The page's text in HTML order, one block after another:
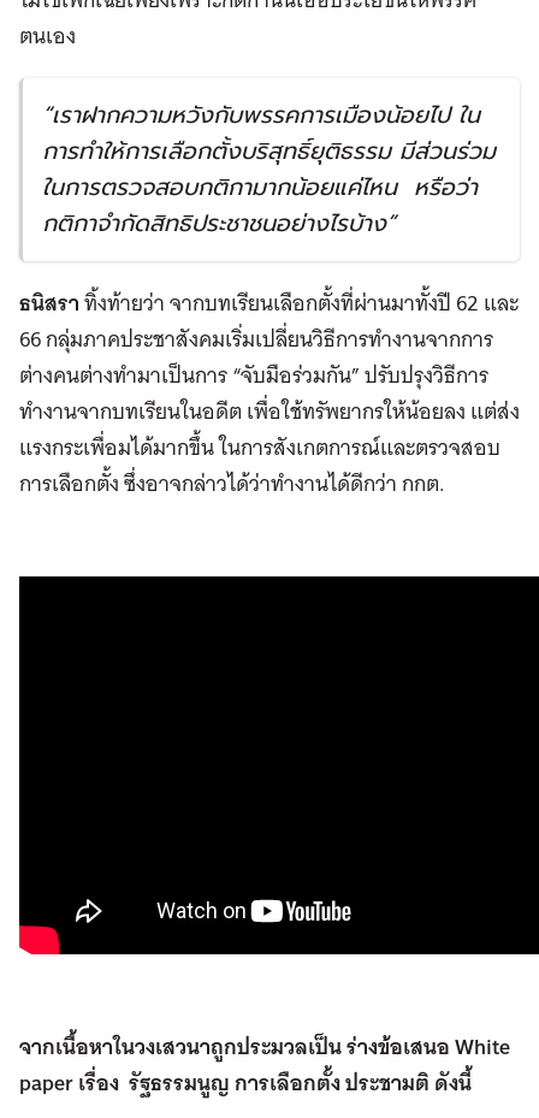
ตนเอง
“เราฝากความหวังกับพรรคการเมืองน้อยไป ใน
การทำให้การเลือกตั้งบริสุทธิ์ยุติธรรม มีส่วนร่วม
ในการตรวจสอบกติกามากน้อยแค่ไหน หรือว่า
กติกาจำกัดสิทธิประชาชนอย่างไรบ้าง”
ธนิสราทิ้งท้ายว่า จากบทเรียนเลือกตั้งที่ผ่านมาทั้งปี 62 และ
66 กลุ่มภาคประชาสังคมเริ่มเปลี่ยนวิธีการทำงานจากการ
ต่างคนต่างทำมาเป็นการ “จับมือร่วมกัน” ปรับปรุงวิธีการ
ทำงานจากบทเรียนในอดีต เพื่อใช้ทรัพยากรให้น้อยลง แต่ส่ง
แรงกระเพื่อมได้มากขึ้น ในการสังเกตการณ์และตรวจสอบ
การเลือกตั้ง ซึ่งอาจกล่าวได้ว่าทำงานได้ดีกว่า กกต.
จากเนื้อหาในวงเสวนาถูกประมวลเป็น ร่างข้อเสนอ White
paper เรื่อง รัฐธรรมนูญ การเลือกตั้ง ประชามติ ดังนี้